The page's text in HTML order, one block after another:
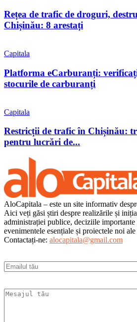
Rețea de trafic de droguri,
Chișinău: 8 arestați
Capitala
Platforma eCarburanți:
stocurile de carburanți
Capitala
Restricții de trafic în Chișinău:
pentru lucrări de...
AloCapitala – este un site informativ
Aici veți găsi știri despre realizările și
administrației publice, deciziile importante
evenimentele esențiale și proiectele noi
Contactați-ne: alocapitala@gmail.com